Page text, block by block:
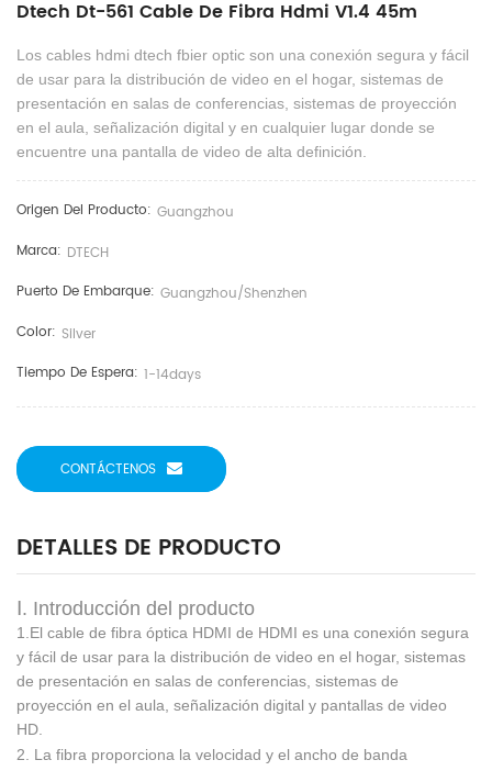
Dtech Dt-561 Cable De Fibra Hdmi V1.4 45m
Los cables hdmi dtech fbier optic son una conexión segura y fácil
de usar para la distribución de video en el hogar, sistemas de
presentación en salas de conferencias, sistemas de proyección
en el aula, señalización digital y en cualquier lugar donde se
encuentre una pantalla de video de alta definición.
Origen Del Producto: Guangzhou
Marca: DTECH
Puerto De Embarque: Guangzhou/shenzhen
Color: Silver
Tiempo De Espera: 1-14days
CONTÁCTENOS
DETALLES DE PRODUCTO
Ⅰ. Introducción del producto
1.El cable de fibra óptica HDMI de HDMI es una conexión segura
y fácil de usar para la distribución de video en el hogar, sistemas
de presentación en salas de conferencias, sistemas de
proyección en el aula, señalización digital y pantallas de video
HD.
2. La fibra proporciona la velocidad y el ancho de banda